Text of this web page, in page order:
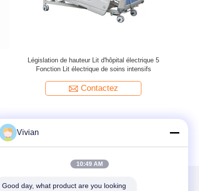
de 5 fonctions Chaise de transfusion
Vivian
10:49 AM
Good day, what product are you looking